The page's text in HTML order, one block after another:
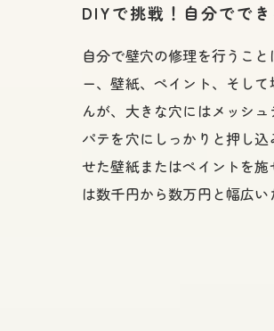
DIYで挑戦！自分でで
自分で壁穴の修理を行うこ
ー、壁紙、ペイント、そし
んが、大きな穴にはメッシ
パテを穴にしっかりと押し
せた壁紙またはペイントを
は数千円から数万円と幅広